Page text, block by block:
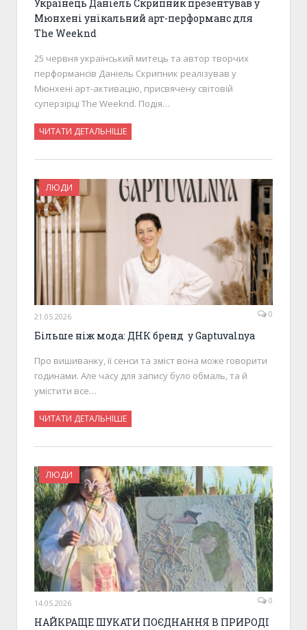
Українець Даніель Скрипник презентував у
Мюнхені унікальний арт-перформанс для
The Weeknd
25 червня український митець та автор творчих
перформансів Даніель Скрипник реалізував у
Мюнхені арт-активацію, присвячену світовій
суперзірці The Weeknd. Подія…
ЧИТАТИ ДЕТАЛЬНІШЕ
ЛЮДИ
21.05.2026 0
Більше ніж мода: ДНК бренд у Gaptuvalnya
Про вишиванку, її сенси та зміст вона може говорити
годинами. Але часу для запису було обмаль, та й
умістити все…
ЧИТАТИ ДЕТАЛЬНІШЕ
ЛЮДИ
14.05.2026 0
НАЙКРАЩЕ ШУКАТИ ПОЄДНАННЯ В ПРИРОДІ